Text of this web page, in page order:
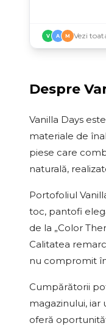
V A M Vezi
Despre
Vanilla Days
materiale de
piese care
naturală,
Portofoliul
toc, pantofi
de la „Color
Calitatea
nu compromit
Cumpărătorii
magazinului, iar
oferă